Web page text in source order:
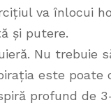
va înlocui
și putere.
Nu trebuie
este
profund de